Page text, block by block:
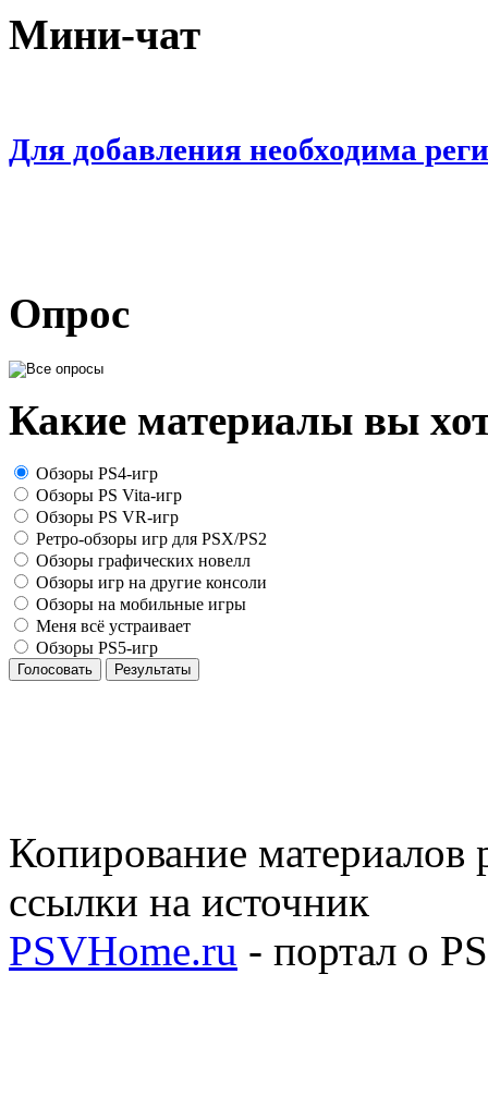
Мини-чат
Для добавления необходима
Опрос
Какие материалы вы
Обзоры PS4-игр
Обзоры PS Vita-игр
Обзоры PS VR-игр
Ретро-обзоры игр для PSX/PS2
Обзоры графических новелл
Обзоры игр на другие консоли
Обзоры на мобильные игры
Меня всё устраивает
Обзоры PS5-игр
Голосовать Результаты
Копирование материалов
ссылки на источник
PSVHome.ru - портал о